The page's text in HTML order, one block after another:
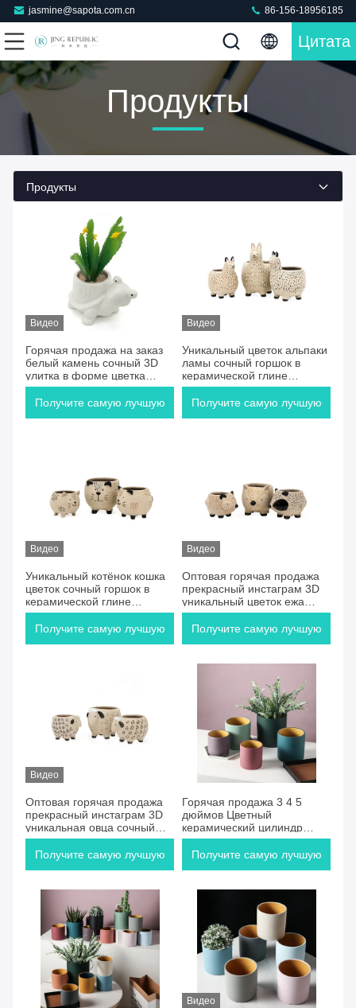
jasmine@sapota.com.cn 86-156-18956185
Цитата
Продукты
Продукты
Видео
Горячая продажа на заказ
белый камень сочный 3D
улитка в форме цветка
сочные горшки плантатор
Получите самую лучшую
Видео
Уникальный цветок альпаки
ламы сочный горшок в
керамической глине
Керамическая оптовая
продажа Горячая продажа
Получите самую лучшую
Видео
Уникальный котёнок кошка
цветок сочный горшок в
керамической глине
керамическая оптовая
горячая продажа Красивый
Получите самую лучшую
Видео
Оптовая горячая продажа
прекрасный инстаграм 3D
уникальный цветок ежа
сочный горшок в керамике
глиняной керамики
Получите самую лучшую
цену
Видео
Оптовая горячая продажа
прекрасный инстаграм 3D
уникальная овца сочный
цветочный горшок в
керамике глиняной
Получите самую лучшую
цену
Горячая продажа 3 4 5
дюймов Цветный
керамический цилиндр
растение горшок Северный
керамический цветочный
Получите самую лучшую
цену
Видео